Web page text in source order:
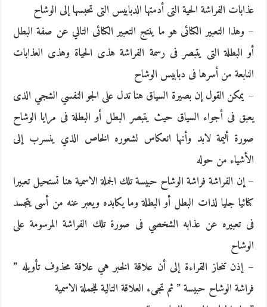
عذابات الفراشة الحية التى أدمتها الدبابيس التى تحبسها إلى الوشاح
– وهذا التعبير الكنائى هو ما ينتج التعبير الكنائى التالي عن صفة البطل
أو البطلة التى يتبصر فى رسمة الفراشة هذى الحياة وهذى العذابات
النابعة من أسرها فى دبابيس الوشاح
– يمكن القول إن بصيرة السياق هنا تدل على الجو النفسي الشجي الذى
يعبق فى أجواء السياق حيث يتبصر البطل أو البطلة فى مرايا الوشاح
صورة أليمة لابد وأنها انعكاس لشعوره الخاص الذي ينسرب إلى
الأشياء من حوله
– إن الفراشة فراشة الوشاح حبيسة تلك الجملة الاسمية هنا تستحيل تعبيرا
كنائيا جليا لذات البطل أو البطلة وما يكابده ويعبر عنه من أسى يتجسد
فى تعبيره عن عذابه الشخصي فى صورة تلك الفراشة المرسومة على
الوشاح
– إذن تنحاز القراءة إلى أن علاقة الخبر هي علاقة محذوف تأويله ”
فراشة الوشاح حبيسة ” ثم تجىء العلاقة التالية للجملة الاسمية